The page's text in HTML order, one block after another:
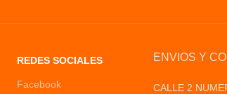
producto guardado, dispensado y
REDES SOCIALES
Facebook
ENVIOS Y
CALLE 2